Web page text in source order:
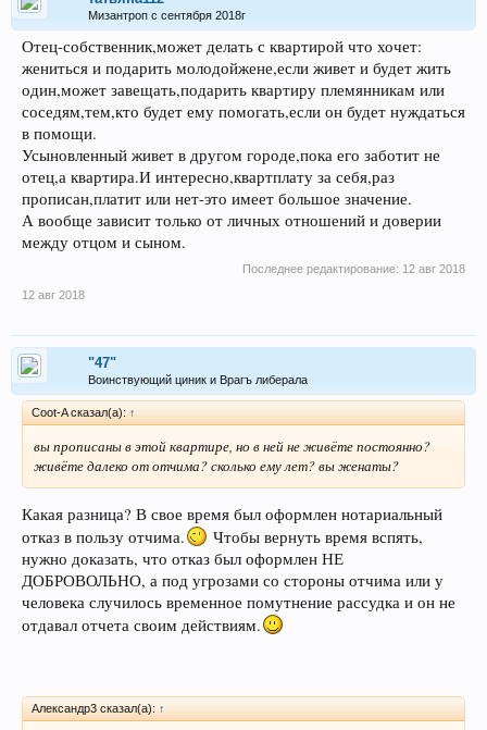
Мизантроп с сентября 2018г
Отец-собственник,может делать с квартирой что хочет:
жениться и подарить молодойжене,если живет и будет жить
один,может завещать,подарить квартиру племянникам или
соседям,тем,кто будет ему помогать,если он будет нуждаться
в помощи.
Усыновленный живет в другом городе,пока его заботит не
отец,а квартира.И интересно,квартплату за себя,раз
прописан,платит или нет-это имеет большое значение.
А вообще зависит только от личных отношений и доверии
между отцом и сыном.
Последнее редактирование: 12 авг 2018
12 авг 2018
"47"
Воинствующий циник и Врагъ либерала
Coot-A сказал(а): ↑
вы прописаны в этой квартире, но в ней не живёте постоянно?
живёте далеко от отчима? сколько ему лет? вы женаты?
Какая разница? В свое время был оформлен нотариальный
отказ в пользу отчима.
Чтобы вернуть время вспять,
нужно доказать, что отказ был оформлен НЕ
ДОБРОВОЛЬНО, а под угрозами со стороны отчима или у
человека случилось временное помутнение рассудка и он не
отдавал отчета своим действиям.
Александр3 сказал(а): ↑